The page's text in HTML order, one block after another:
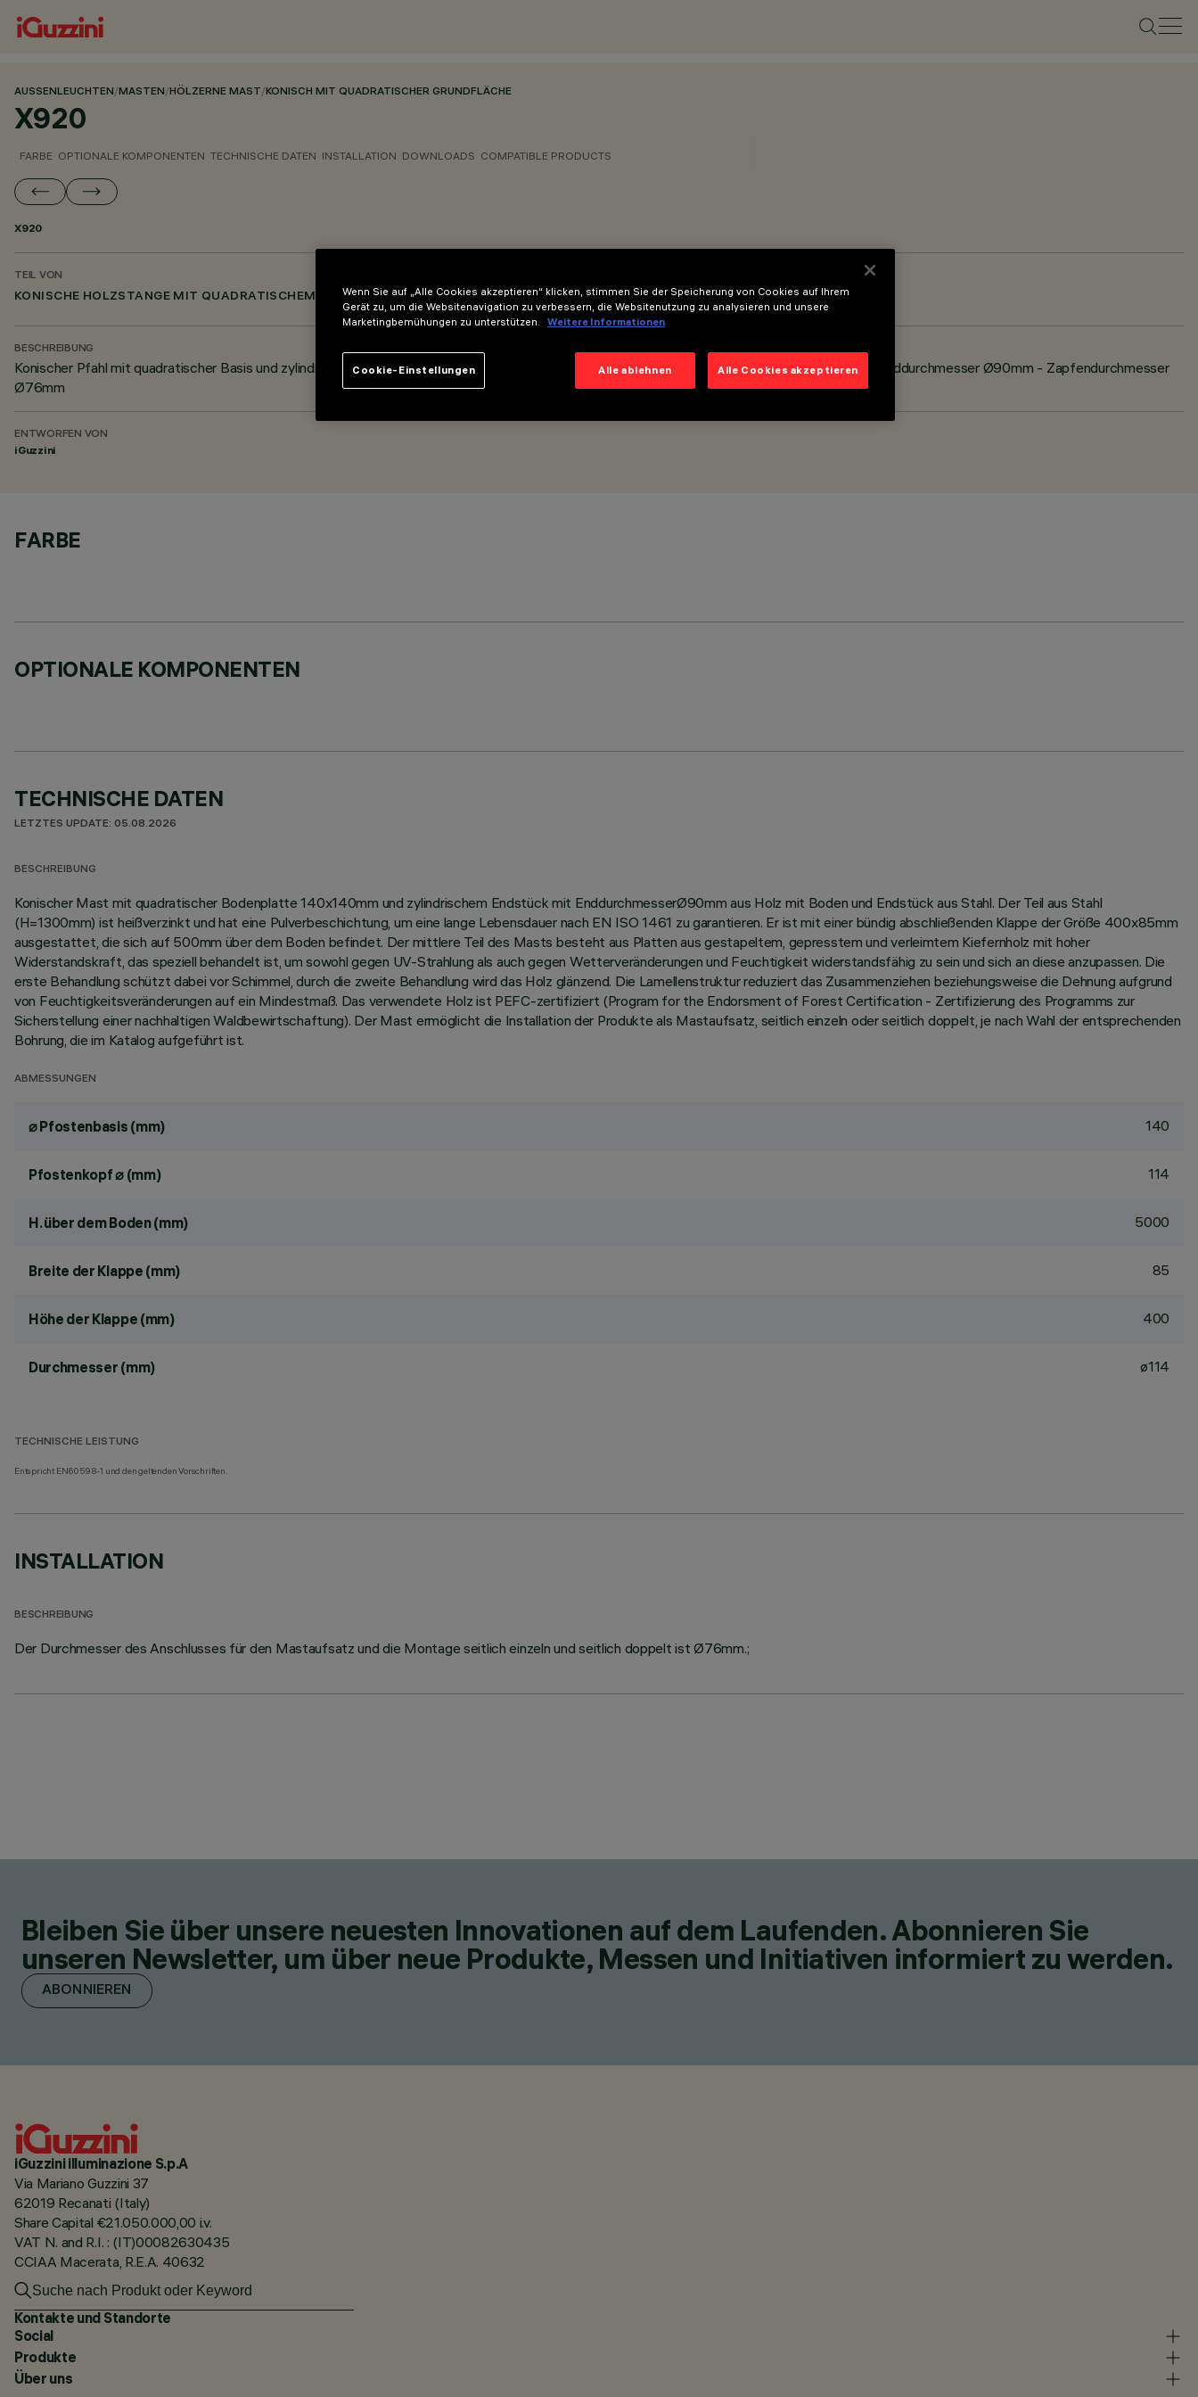
AUSSENLEUCHTEN/MASTEN/HÖLZERNE MAST/KONISCH MIT QUADRATISCHER GRUNDFLÄCHE
X920
FARBE OPTIONALE KOMPONENTEN TECHNISCHE DATEN INSTALLATION DOWNLOADS COMPATIBLE PRODUCTS
X920
TEIL VON
KONISCHE HOLZSTANGE MIT QUADRATISCHEM SOCKEL
BESCHREIBUNG
Konischer Pfahl mit quadratischer Basis und zylindrischem Ende aus Holz mit Platte - Gesamthöhe 5000mm - Basisabmessung 140x140mm - Enddurchmesser Ø90mm - Zapfendurchmesser
Ø76mm
ENTWORFEN VON
iGuzzini
FARBE
OPTIONALE KOMPONENTEN
TECHNISCHE DATEN
LETZTES UPDATE: 05.08.2026
BESCHREIBUNG
Konischer Mast mit quadratischer Bodenplatte 140x140mm und zylindrischem Endstück mit EnddurchmesserØ90mm aus Holz mit Boden und Endstück aus Stahl. Der Teil aus Stahl
(H=1300mm) ist heißverzinkt und hat eine Pulverbeschichtung, um eine lange Lebensdauer nach EN ISO 1461 zu garantieren. Er ist mit einer bündig abschließenden Klappe der Größe 400x85mm
ausgestattet, die sich auf 500mm über dem Boden befindet. Der mittlere Teil des Masts besteht aus Platten aus gestapeltem, gepresstem und verleimtem Kiefernholz mit hoher
Widerstandskraft, das speziell behandelt ist, um sowohl gegen UV-Strahlung als auch gegen Wetterveränderungen und Feuchtigkeit widerstandsfähig zu sein und sich an diese anzupassen. Die
erste Behandlung schützt dabei vor Schimmel, durch die zweite Behandlung wird das Holz glänzend. Die Lamellenstruktur reduziert das Zusammenziehen beziehungsweise die Dehnung aufgrund
von Feuchtigkeitsveränderungen auf ein Mindestmaß. Das verwendete Holz ist PEFC-zertifiziert (Program for the Endorsment of Forest Certification - Zertifizierung des Programms zur
Sicherstellung einer nachhaltigen Waldbewirtschaftung). Der Mast ermöglicht die Installation der Produkte als Mastaufsatz, seitlich einzeln oder seitlich doppelt, je nach Wahl der entsprechenden
Bohrung, die im Katalog aufgeführt ist.
ABMESSUNGEN
⌀ Pfostenbasis (mm) 140
Pfostenkopf ⌀ (mm) 114
H. über dem Boden (mm) 5000
Breite der Klappe (mm) 85
Höhe der Klappe (mm) 400
Durchmesser (mm) ø114
TECHNISCHE LEISTUNG
Entspricht EN60598-1 und den geltenden Vorschriften.
INSTALLATION
BESCHREIBUNG
Der Durchmesser des Anschlusses für den Mastaufsatz und die Montage seitlich einzeln und seitlich doppelt ist Ø76mm.;
Bleiben Sie über unsere neuesten Innovationen auf dem Laufenden. Abonnieren Sie
unseren Newsletter, um über neue Produkte, Messen und Initiativen informiert zu werden.
ABONNIEREN
iGuzzini illuminazione S.p.A
Via Mariano Guzzini 37
62019 Recanati (Italy)
Share Capital €21.050.000,00 i.v.
VAT N. and R.I. : (IT)00082630435
CCIAA Macerata, R.E.A. 40632
Kontakte und Standorte
Social
Produkte
Über uns
Wenn Sie auf „Alle Cookies akzeptieren“ klicken, stimmen Sie der Speicherung von Cookies auf Ihrem
Gerät zu, um die Websitenavigation zu verbessern, die Websitenutzung zu analysieren und unsere
Marketingbemühungen zu unterstützen.
Weitere Informationen
Alle ablehnen Alle Cookies akzeptieren
Cookie-Einstellungen